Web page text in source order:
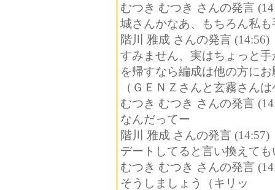
むつき むつき さんの発言
城さんかなあ、もちろん私
階川 雅成 さんの発言 (14:56)
すみません、実はちょっと
を帰すなら編成は他の方に
（ＧＥＮＺさんと玄霧さん
むつき むつき さんの発言
なんだってー
階川 雅成 さんの発言 (14:57)
デートしてると言い換えて
むつき むつき さんの発言
そうしましょう（キリッ